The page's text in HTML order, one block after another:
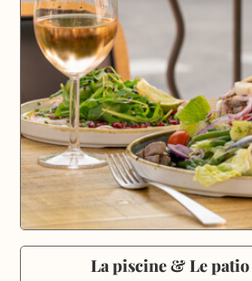
La piscine & Le patio